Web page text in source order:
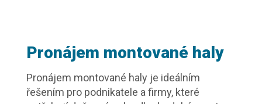
Pronájem montované haly
Pronájem montované haly je ideálním
řešením pro podnikatele a firmy, které